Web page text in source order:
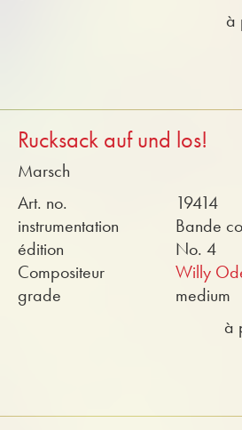
à
Rucksack auf und los!
Marsch
Art. no.
19414
instrumentation
Bande
édition
No. 4
Compositeur
Willy
grade
medium
à